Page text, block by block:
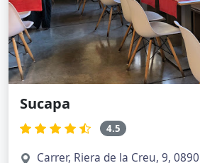
Sucapa
4.5
Carrer, Riera de la Creu, 9,